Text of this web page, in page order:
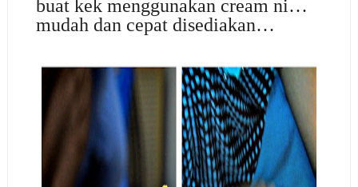
buat kek menggunakan cream ni…
mudah dan cepat disediakan…